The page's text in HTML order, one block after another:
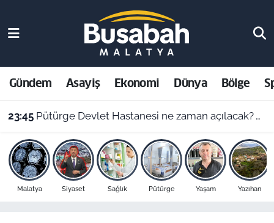
Gündem Asayiş Ekonomi Dünya Bölge
23:45 Pütürge Devlet Hastanesi ne zaman açılacak? Vali Yavuz açıkladı
Malatya Siyaset Sağlık Pütürge Yaşam Yazıhan
Asayiş
Ekonomi
Dünya
Bölge
Malatya Nöbetçi Eczaneler
Malatya Hava Durumu
Malatya Namaz Vakitleri
Malatya Trafik Yoğunluk Haritası
Süper Lig Puan Durumu ve Fikstür